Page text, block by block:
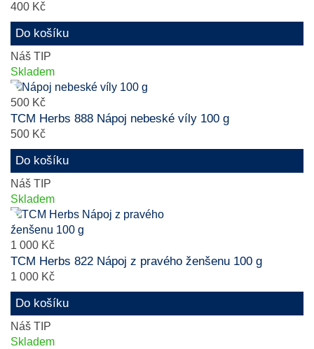
400 Kč
Do košíku
Náš TIP
Skladem
500 Kč
TCM Herbs 888 Nápoj nebeské víly 100 g
500 Kč
Do košíku
Náš TIP
Skladem
1 000 Kč
TCM Herbs 822 Nápoj z pravého ženšenu 100 g
1 000 Kč
Do košíku
Náš TIP
Skladem